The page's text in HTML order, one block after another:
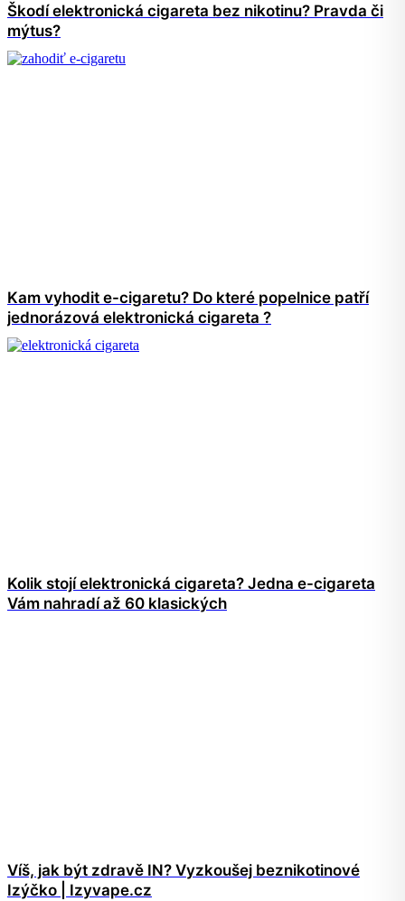
Škodí elektronická cigareta bez nikotinu? Pravda či
mýtus?
Kam vyhodit e-cigaretu? Do které popelnice patří
jednorázová elektronická cigareta ?
Kolik stojí elektronická cigareta? Jedna e-cigareta
Vám nahradí až 60 klasických
Víš, jak být zdravě IN? Vyzkoušej beznikotinové
Izýčko | Izyvape.cz